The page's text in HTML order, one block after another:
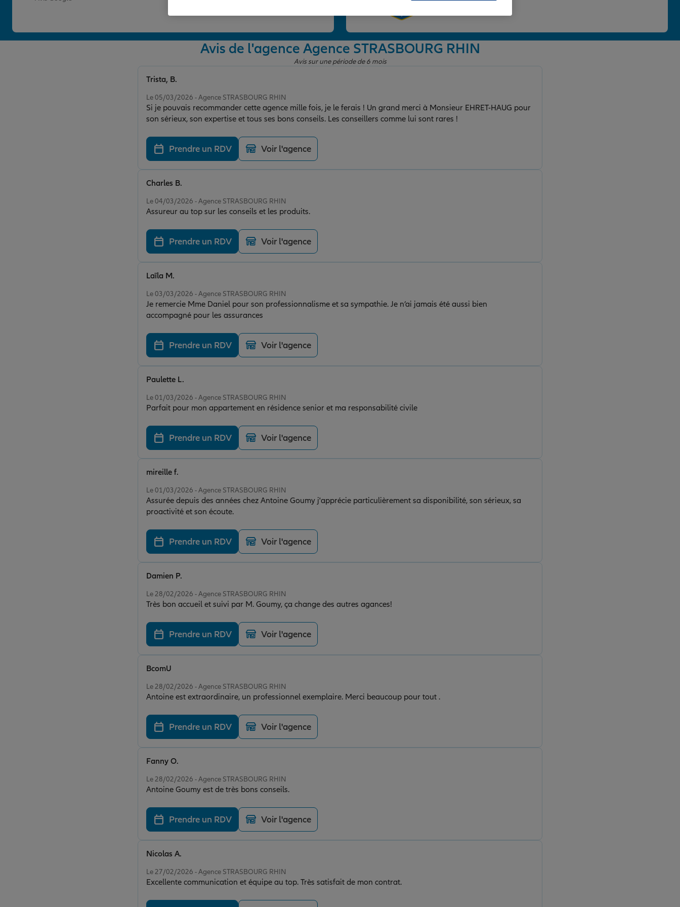
Avis de l'agence Agence STRASBOURG RHIN
Avis sur une période de 6 mois
Le 05/03/2026 - Agence STRASBOURG RHIN
Si je pouvais recommander cette agence mille fois, je le ferais ! Un grand merci à Monsieur EHRET-HAUG pour
son sérieux, son expertise et tous ses bons conseils. Les conseillers comme lui sont rares !
Trista, B.
Prendre un RDV Voir l'agence
Le 04/03/2026 - Agence STRASBOURG RHIN
Assureur au top sur les conseils et les produits.
Charles B.
Prendre un RDV Voir l'agence
Le 03/03/2026 - Agence STRASBOURG RHIN
Je remercie Mme Daniel pour son professionnalisme et sa sympathie. Je n’ai jamais été aussi bien
accompagné pour les assurances
Laïla M.
Prendre un RDV Voir l'agence
Le 01/03/2026 - Agence STRASBOURG RHIN
Parfait pour mon appartement en résidence senior et ma responsabilité civile
Paulette L.
Prendre un RDV Voir l'agence
Le 01/03/2026 - Agence STRASBOURG RHIN
Assurée depuis des années chez Antoine Goumy j'apprécie particulièrement sa disponibilité, son sérieux, sa
proactivité et son écoute.
mireille f.
Prendre un RDV Voir l'agence
Le 28/02/2026 - Agence STRASBOURG RHIN
Très bon accueil et suivi par M. Goumy, ça change des autres agances!
Damien P.
Prendre un RDV Voir l'agence
Le 28/02/2026 - Agence STRASBOURG RHIN
Antoine est extraordinaire, un professionnel exemplaire. Merci beaucoup pour tout .
BcomU
Prendre un RDV Voir l'agence
Le 28/02/2026 - Agence STRASBOURG RHIN
Antoine Goumy est de très bons conseils.
Fanny O.
Prendre un RDV Voir l'agence
Le 27/02/2026 - Agence STRASBOURG RHIN
Excellente communication et équipe au top. Très satisfait de mon contrat.
Nicolas A.